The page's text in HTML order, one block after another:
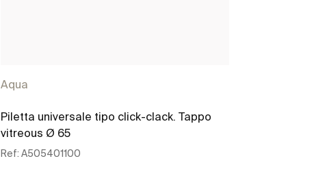
Aqua
Piletta universale tipo click-clack. Tappo
vitreous Ø 65
Ref: A505401100